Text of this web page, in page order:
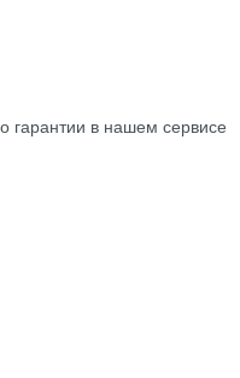
гарантии в нашем сервисе